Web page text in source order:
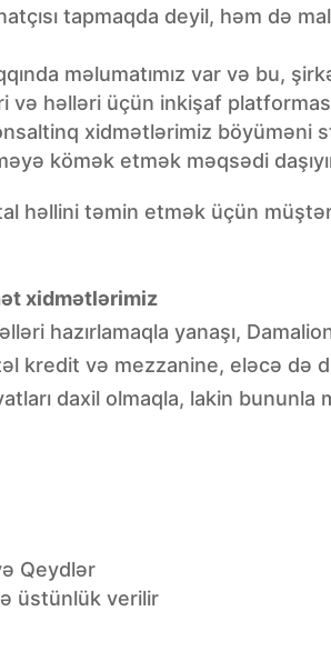
tapmaqda deyil, həm də
məlumatımız var və bu,
və həlləri üçün inkişaf
xidmətlərimiz böyüməni
kömək etmək məqsədi
həllini təmin etmək üçün
xidmətlərimiz
hazırlamaqla yanaşı,
kredit və mezzanine, eləcə də
daxil olmaqla, lakin
Qeydlər
üstünlük verilir